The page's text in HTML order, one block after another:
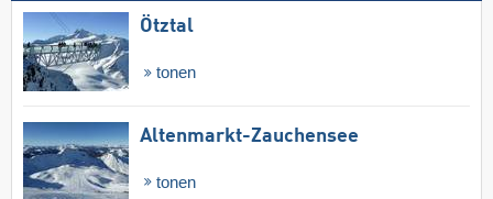
Ötztal
tonen
Altenmarkt-Zauchensee
tonen